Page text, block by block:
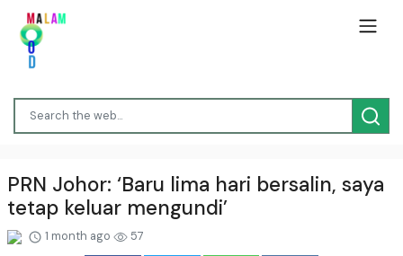
PRN Johor: ‘Baru lima hari bersalin, saya
tetap keluar mengundi’
1 month ago 57